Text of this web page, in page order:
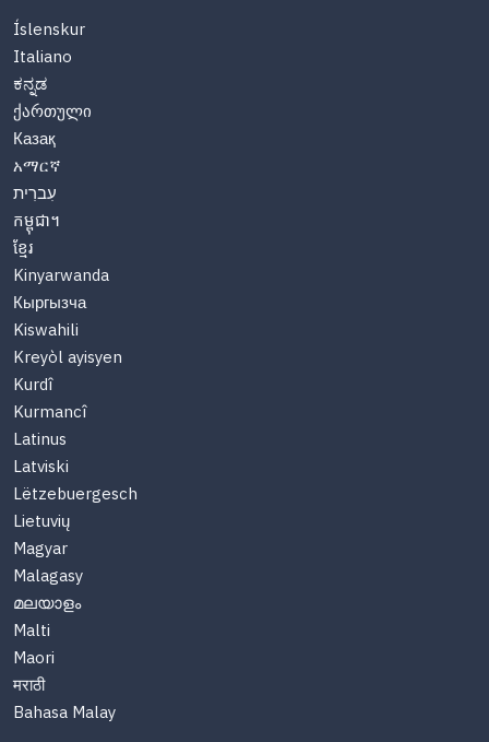
Íslenskur
Italiano
ಕನ್ನಡ
ქართული
Казақ
አማርኛ
עִברִית
កម្ពុជា។
ខ្មែរ
Kinyarwanda
Кыргызча
Kiswahili
Kreyòl ayisyen
Kurdî
Kurmancî
Latinus
Latviski
Lëtzebuergesch
Lietuvių
Magyar
Malagasy
മലയാളം
Malti
Maori
मराठी
Bahasa Malay